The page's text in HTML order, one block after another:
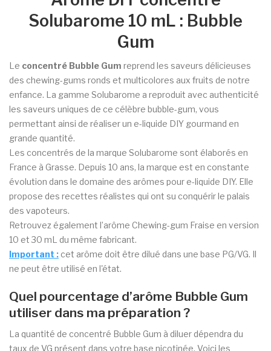
Solubarome 10 mL : Bubble
Gum
Le concentré Bubble Gum reprend les saveurs délicieuses
des chewing-gums ronds et multicolores aux fruits de notre
enfance. La gamme Solubarome a reproduit avec authenticité
les saveurs uniques de ce célèbre bubble-gum, vous
permettant ainsi de réaliser un e-liquide DIY gourmand en
grande quantité.
Les concentrés de la marque Solubarome sont élaborés en
France à Grasse. Depuis 10 ans, la marque est en constante
évolution dans le domaine des arômes pour e-liquide DIY. Elle
propose des recettes réalistes qui ont su conquérir le palais
des vapoteurs.
Retrouvez également l’arôme Chewing-gum Fraise en version
10 et 30 mL du même fabricant.
Important : cet arôme doit être dilué dans une base PG/VG. Il
ne peut être utilisé en l'état.
Quel pourcentage d’arôme Bubble Gum
utiliser dans ma préparation ?
La quantité de concentré Bubble Gum à diluer dépendra du
taux de VG présent dans votre base nicotinée. Voici les